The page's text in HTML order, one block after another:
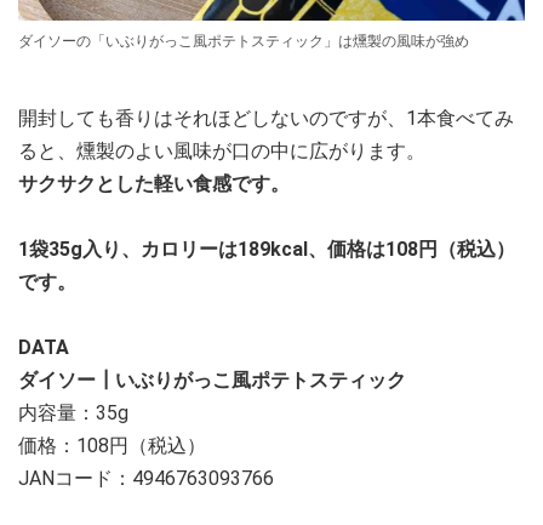
ダイソーの「いぶりがっこ風ポテトスティック」は燻製の風味が強め
開封しても香りはそれほどしないのですが、1本食べてみ
ると、燻製のよい風味が口の中に広がります。
サクサクとした軽い食感です。
1袋35g入り、カロリーは189kcal、価格は108円（税込）
です。
DATA
ダイソー┃いぶりがっこ風ポテトスティック
内容量：35g
価格：108円（税込）
JANコード：4946763093766